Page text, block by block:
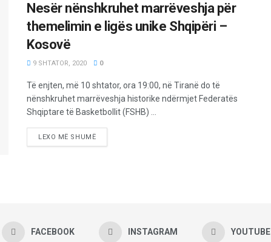
Nesër nënshkruhet marrëveshja për
themelimin e ligës unike Shqipëri –
Kosovë
9 SHTATOR, 2020 0
Të enjten, më 10 shtator, ora 19:00, në Tiranë do të
nënshkruhet marrëveshja historike ndërmjet Federatës
Shqiptare të Basketbollit (FSHB) ...
LEXO MË SHUMË
FACEBOOK INSTAGRAM YOUTUBE